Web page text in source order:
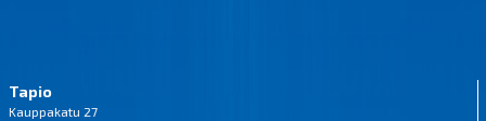
Tapio
Kauppakatu 27